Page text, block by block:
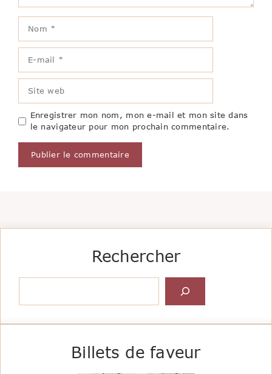
mail
web
Enregistrer mon nom, mon e-mail et mon site dans
le navigateur pour mon prochain commentaire.
Rechercher
Billets de faveur